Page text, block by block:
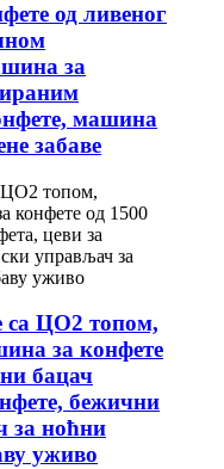
од ливеног
за
машина
забаве
са ЦО2 топом,
за конфете
бацач
бежични
за ноћни
уживо